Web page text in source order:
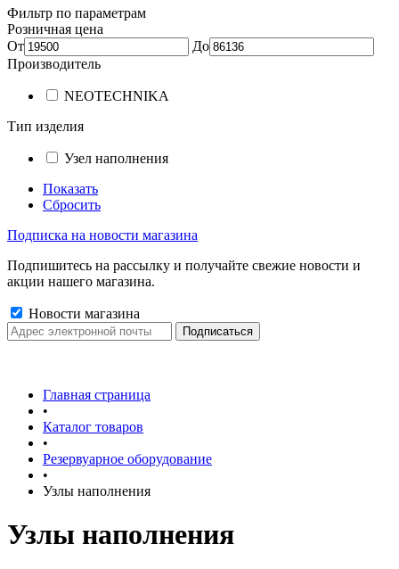
Фильтр по параметрам
Розничная цена
От
До
Производитель
NEOTECHNIKA
Тип изделия
Узел наполнения
Показать
Сбросить
Подписка на новости магазина
Подпишитесь на рассылку и получайте свежие новости и
акции нашего магазина.
Новости магазина
Главная страница
•
Каталог товаров
•
Резервуарное оборудование
•
Узлы наполнения
Узлы наполнения